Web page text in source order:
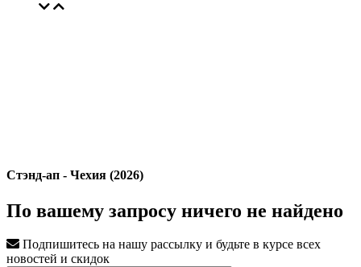
Стэнд-ап - Чехия (2026)
По вашему запросу ничего не найдено
Подпишитесь на нашу рассылку и будьте в курсе всех
новостей и скидок